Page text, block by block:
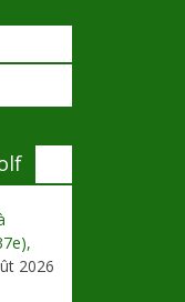
2026